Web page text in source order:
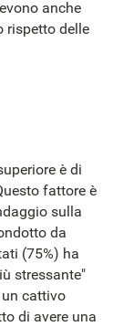
anche
rispetto delle
è di
fattore è
sulla
da
(75%) ha
stressante"
cattivo
di avere una